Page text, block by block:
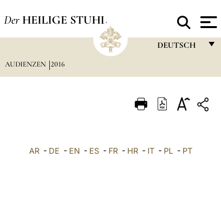
Der HEILIGE STUHL
DEUTSCH
ITALIANO
AUDIENZEN 2016
AR- DE - EN - ES- FR- HR- IT- PL- PT